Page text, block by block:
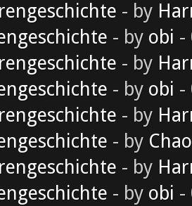
- by
- by obi -
- by
- by obi -
- by
- by
- by
- by obi -